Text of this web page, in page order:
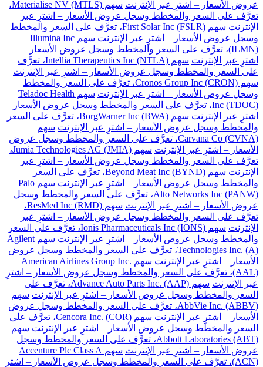
عروض الأسعار – اشترِ عبر الإنترنت
سهم Materialise NV (MTLS)،
تعرَّف على السعر والمخطط وسجل عروض الأسعار – اشترِ عبر
الإنترنت
سهم First Solar Inc (FSLR)، تعرَّف على السعر والمخطط
وسجل عروض الأسعار – اشترِ عبر الإنترنت
سهم Illumina Inc
(ILMN)، تعرَّف على السعر والمخطط وسجل عروض الأسعار –
اشترِ عبر الإنترنت
سهم Intellia Therapeutics Inc (NTLA)، تعرَّف
على السعر والمخطط وسجل عروض الأسعار – اشترِ عبر الإنترنت
سهم Cronos Group Inc (CRON)، تعرَّف على السعر والمخطط
وسجل عروض الأسعار – اشترِ عبر الإنترنت
سهم Teladoc Health
Inc (TDOC)، تعرَّف على السعر والمخطط وسجل عروض الأسعار –
اشترِ عبر الإنترنت
سهم BorgWarner Inc (BWA)، تعرَّف على السعر
والمخطط وسجل عروض الأسعار – اشترِ عبر الإنترنت سهم
Carvana Co (CVNA)، تعرَّف على السعر والمخطط وسجل عروض
الأسعار – اشترِ عبر الإنترنت
سهم Jumia Technologies AG (JMIA)،
تعرَّف على السعر والمخطط وسجل عروض الأسعار – اشترِ عبر
الإنترنت
سهم Beyond Meat Inc (BYND)، تعرَّف على السعر
والمخطط وسجل عروض الأسعار – اشترِ عبر الإنترنت
سهم Palo
Alto Networks Inc (PANW)، تعرَّف على السعر والمخطط وسجل
عروض الأسعار – اشترِ عبر الإنترنت
سهم ResMed Inc (RMD)،
تعرَّف على السعر والمخطط وسجل عروض الأسعار – اشترِ عبر
الإنترنت
سهم Ionis Pharmaceuticals Inc (IONS)، تعرَّف على السعر
والمخطط وسجل عروض الأسعار – اشترِ عبر الإنترنت
سهم Agilent
Technologies Inc. (A)، تعرَّف على السعر والمخطط وسجل عروض
الأسعار – اشترِ عبر الإنترنت
سهم American Airlines Group Inc.
(AAL)، تعرَّف على السعر والمخطط وسجل عروض الأسعار – اشترِ
عبر الإنترنت
سهم Advance Auto Parts Inc. (AAP)، تعرَّف على
السعر والمخطط وسجل عروض الأسعار – اشترِ عبر الإنترنت سهم
AbbVie Inc. (ABBV)، تعرَّف على السعر والمخطط وسجل عروض
الأسعار – اشترِ عبر الإنترنت
سهم Cencora Inc. (COR)، تعرَّف على
السعر والمخطط وسجل عروض الأسعار – اشترِ عبر الإنترنت سهم
Abbott Laboratories (ABT)، تعرَّف على السعر والمخطط وسجل
عروض الأسعار – اشترِ عبر الإنترنت
سهم Accenture Plc Class A
(ACN)، تعرَّف على السعر والمخطط وسجل عروض الأسعار – اشترِ